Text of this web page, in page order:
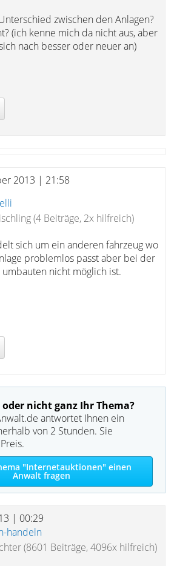
zwischen den Anlagen?
(ich kenne mich da nicht aus, aber
nach besser oder neuer an)
2013 | 21:58
(4 Beiträge, 2x hilfreich)
sich um ein anderen fahrzeug wo
problemlos passt aber bei der
nicht möglich ist.
nicht ganz Ihr Thema?
antwortet Ihnen ein
von 2 Stunden. Sie
"Internetauktionen" einen
Anwalt fragen
| 00:29
handeln
(8601 Beiträge, 4096x hilfreich)